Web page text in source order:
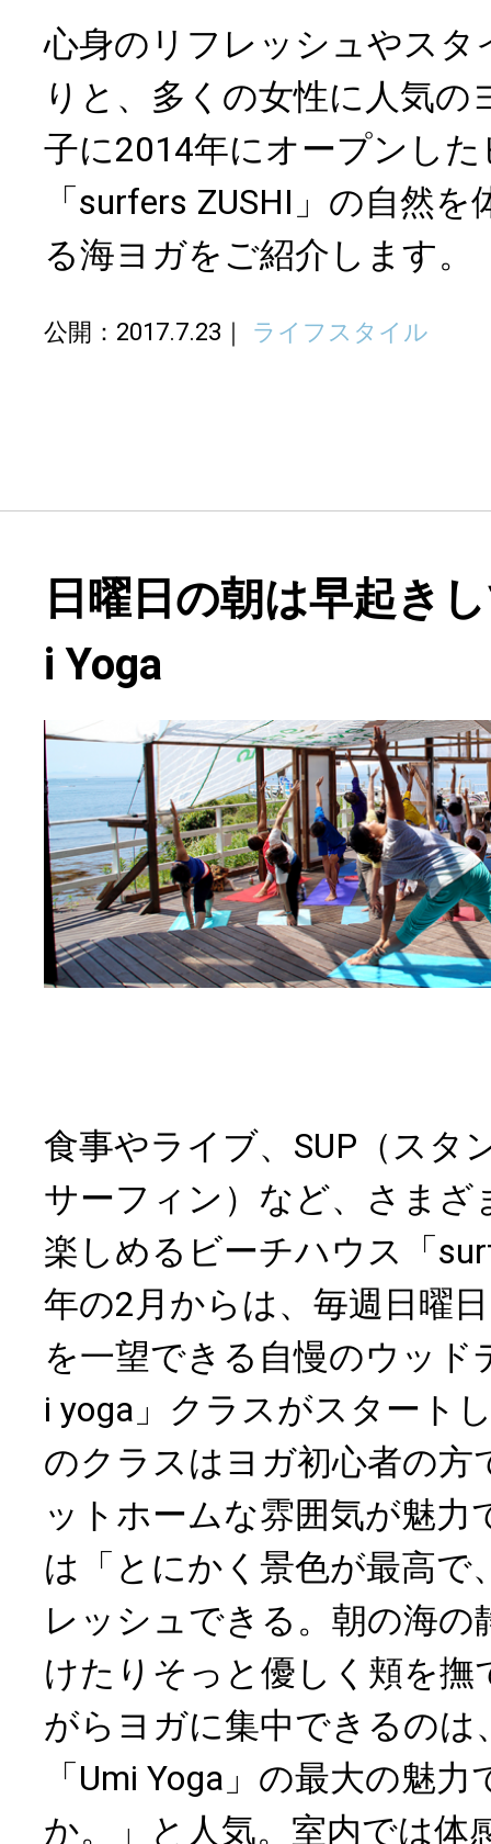
心身のリフレッシュやスタ
りと、多くの女性に人気の
子に2014年にオープンし
「surfers ZUSHI」の自然
る海ヨガをご紹介します。
公開：2017.7.23 ライフスタイル
日曜日の朝は早起き
i Yoga
食事やライブ、SUP（スタ
サーフィン）など、さまざ
楽しめるビーチハウス「
年の2月からは、毎週日曜
を一望できる自慢のウッド
i yoga」クラスがスタート
のクラスはヨガ初心者の方
ットホームな雰囲気が魅力
は「とにかく景色が最高で
レッシュできる。朝の海の
けたりそっと優しく頬を撫
がらヨガに集中できるのは
「Umi Yoga」の最大の魅
か。」と人気。室内では体